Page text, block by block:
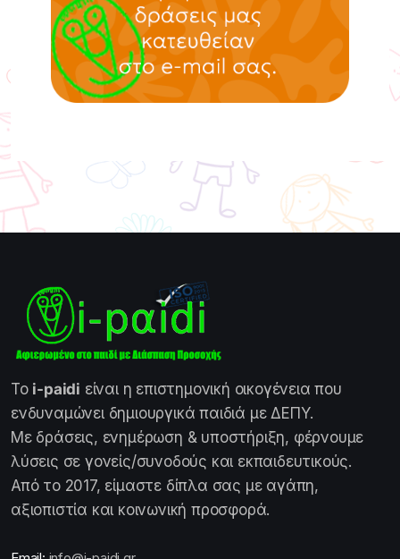
Το i-paidi είναι η επιστημονική οικογένεια που
ενδυναμώνει δημιουργικά παιδιά με ΔΕΠΥ.
Με δράσεις, ενημέρωση & υποστήριξη, φέρνουμε
λύσεις σε γονείς/συνοδούς και εκπαιδευτικούς.
Από το 2017, είμαστε δίπλα σας με αγάπη,
αξιοπιστία και κοινωνική προσφορά.